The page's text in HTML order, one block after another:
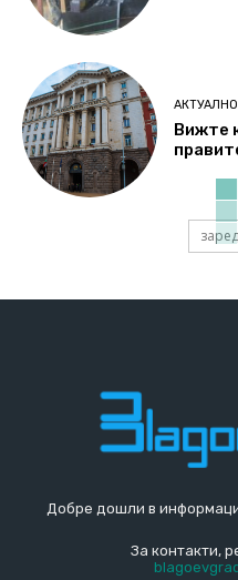
АКТУАЛНО
Вижте
Добре дошли в
За контакти,